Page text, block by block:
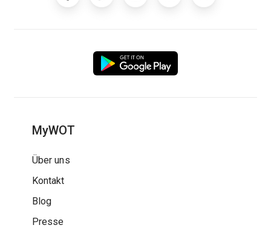
MyWOT
Über uns
Kontakt
Blog
Presse